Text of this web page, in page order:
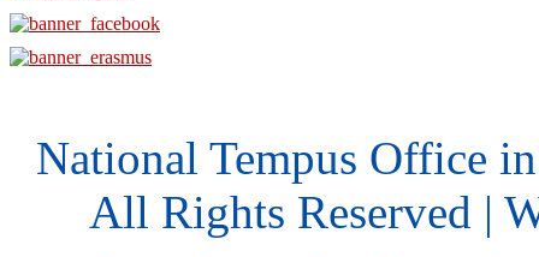
National Tempus Office
All Rights Reserved |